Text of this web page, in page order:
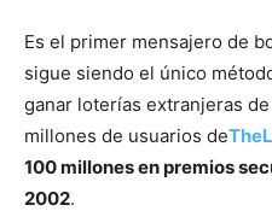
Es el primer mensajero de
sigue siendo el único
ganar loterías extranjeras
millones de usuarios de
100 millones en premios
2002.